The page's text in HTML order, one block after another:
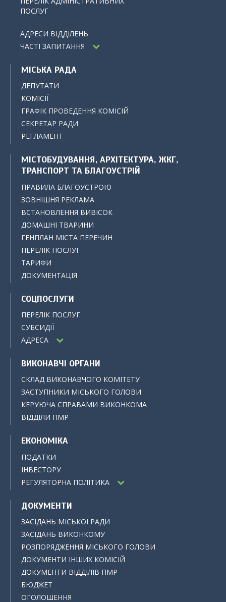
ПОСЛУГ
АДРЕСИ ВІДДІЛЕНЬ
ЧАСТІ ЗАПИТАННЯ
МІСЬКА РАДА
ДЕПУТАТИ
КОМІСІЇ
ГРАФІК ПРОВЕДЕННЯ КОМІСІЙ
СЕКРЕТАР РАДИ
РЕГЛАМЕНТ
МІСТОБУДУВАННЯ, АРХІТЕКТУРА, ЖКГ,
ТРАНСПОРТ ТА БЛАГОУСТРІЙ
ПРАВИЛА БЛАГОУСТРОЮ
ЗОВНІШНЯ РЕКЛАМА
ВСТАНОВЛЕННЯ ВИВІСОК
ДОМАШНІ ТВАРИНИ
ГЕНПЛАН МІСТА ПЕРЕЧИН
ПЕРЕЛІК ПОСЛУГ
ТАРИФИ
ДОКУМЕНТАЦІЯ
СОЦПОСЛУГИ
ПЕРЕЛІК ПОСЛУГ
СУБСИДІЇ
АДРЕСА
ВИКОНАВЧІ ОРГАНИ
СКЛАД ВИКОНАВЧОГО КОМІТЕТУ
ЗАСТУПНИКИ МІСЬКОГО ГОЛОВИ
КЕРУЮЧА СПРАВАМИ ВИКОНКОМА
ВІДДІЛИ ПМР
ЕКОНОМІКА
ПОДАТКИ
ІНВЕСТОРУ
РЕГУЛЯТОРНА ПОЛІТИКА
ДОКУМЕНТИ
ЗАСІДАНЬ МІСЬКОЇ РАДИ
ЗАСІДАНЬ ВИКОНКОМУ
РОЗПОРЯДЖЕННЯ МІСЬКОГО ГОЛОВИ
ДОКУМЕНТИ ІНШИХ КОМІСІЙ
ДОКУМЕНТИ ВІДДІЛІВ ПМР
БЮДЖЕТ
ОГОЛОШЕННЯ